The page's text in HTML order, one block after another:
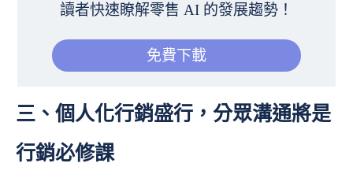
讀者快速瞭解零售 AI 的發展趨勢！
免費下載
三、個人化行銷盛行，分眾溝通將是
行銷必修課